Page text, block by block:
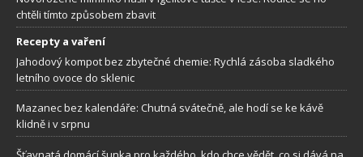
chtěli tímto způsobem zbavit
Recepty a vaření
Jahodový kompot bez zbytečné chemie: Rychlá zásoba sladkého
letního ovoce do sklenic
Mazanec bez kalendáře: Chutná svátečně, ale hodí se ke kávě
klidně i v srpnu